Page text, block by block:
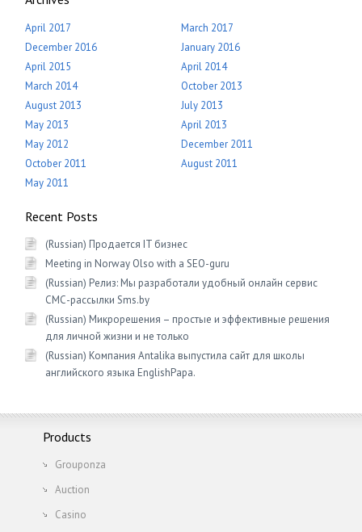
April 2017
March 2017
December 2016
January 2016
April 2015
April 2014
March 2014
October 2013
August 2013
July 2013
May 2013
April 2013
May 2012
December 2011
October 2011
August 2011
May 2011
Recent Posts
(Russian) Продается IT бизнес
Meeting in Norway Olso with a SEO-guru
(Russian) Релиз: Мы разработали удобный онлайн сервис
СМС-рассылки Sms.by
(Russian) Микрорешения – простые и эффективные решения
для личной жизни и не только
(Russian) Компания Antalika выпустила сайт для школы
английского языка EnglishРapa.
Products
Grouponza
Auction
Casino